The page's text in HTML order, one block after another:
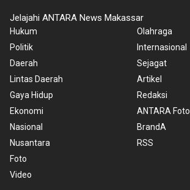
Jelajahi ANTARA News Makassar
Hukum
Politik
Daerah
Lintas Daerah
Gaya Hidup
Ekonomi
Nasional
Nusantara
Foto
Video
Olahraga
Internasional
Sejagat
Artikel
Redaksi
ANTARA Foto
BrandA
RSS